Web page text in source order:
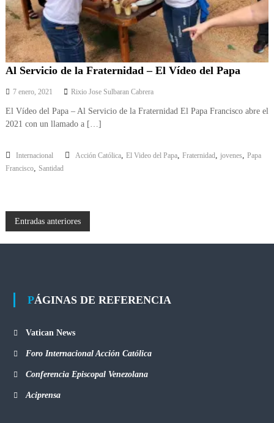
Al Servicio de la Fraternidad – El Vídeo del Papa
7 enero, 2021 Rixio Jose Sulbaran Cabrera
El Vídeo del Papa – Al Servicio de la Fraternidad El Papa Francisco abre el
2021 con un llamado a […]
Internacional Acción Católica, El Video del Papa, Fraternidad, jovenes, Papa
Francisco, Santidad
Entradas anteriores
PÁGINAS DE REFERENCIA
Vatican News
Foro Internacional Acción Católica
Conferencia Episcopal Venezolana
Aciprensa